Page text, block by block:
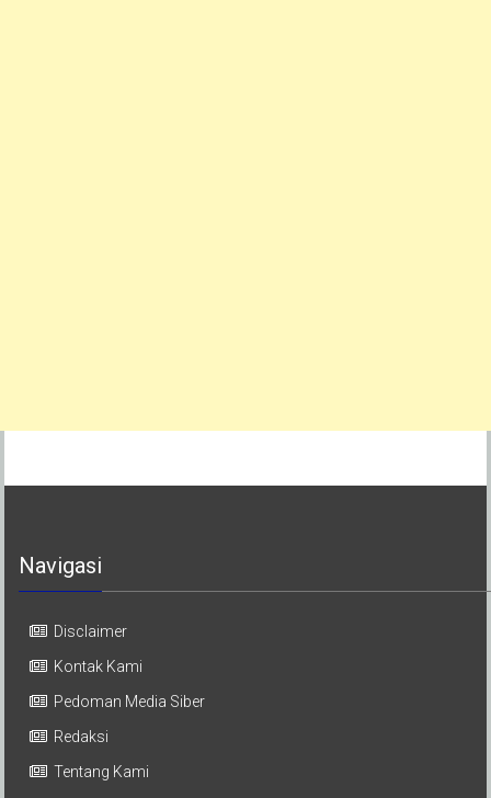
Navigasi
Disclaimer
Kontak Kami
Pedoman Media Siber
Redaksi
Tentang Kami